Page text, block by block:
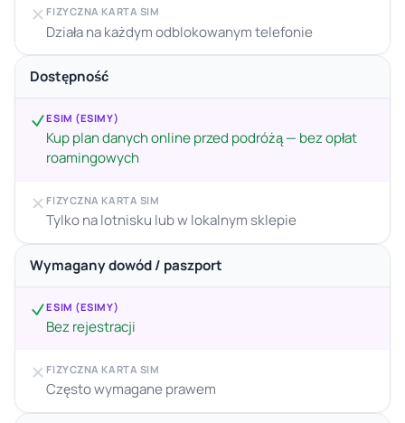
FIZYCZNA KARTA SIM
Działa na każdym odblokowanym telefonie
Dostępność
ESIM (ESIMY)
Kup plan danych online przed podróżą — bez opłat
roamingowych
FIZYCZNA KARTA SIM
Tylko na lotnisku lub w lokalnym sklepie
Wymagany dowód / paszport
ESIM (ESIMY)
Bez rejestracji
FIZYCZNA KARTA SIM
Często wymagane prawem